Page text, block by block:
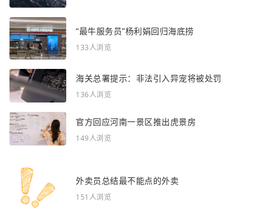
“最牛服务员”杨利娟回归海底捞
133人浏览
海关总署提示：非法引入异宠将被处罚
136人浏览
官方回应河南一景区推出虎景房
149人浏览
外卖员总结最不能点的外卖
151人浏览